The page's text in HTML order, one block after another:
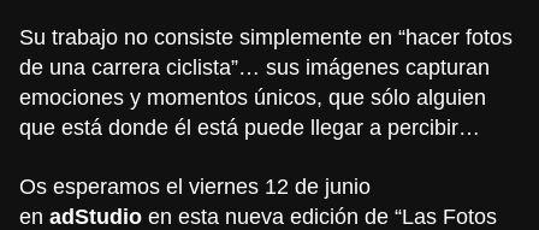
Su trabajo no consiste simplemente en “hacer fotos
de una carrera ciclista”… sus imágenes capturan
emociones y momentos únicos, que sólo alguien
que está donde él está puede llegar a percibir…
Os esperamos el viernes 12 de junio
en adStudio en esta nueva edición de “Las Fotos